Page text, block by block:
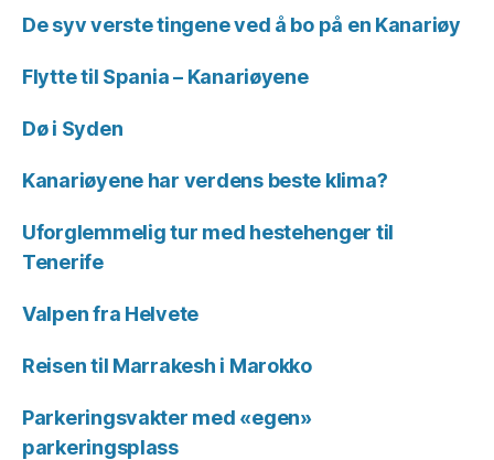
De syv verste tingene ved å bo på en Kanariøy
Flytte til Spania – Kanariøyene
Dø i Syden
Kanariøyene har verdens beste klima?
Uforglemmelig tur med hestehenger til
Tenerife
Valpen fra Helvete
Reisen til Marrakesh i Marokko
Parkeringsvakter med «egen»
parkeringsplass